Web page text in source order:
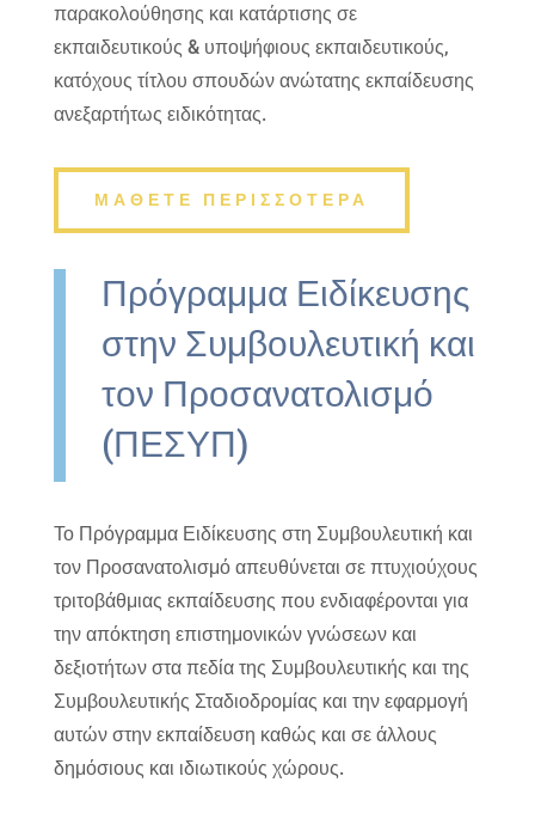
παρακολούθησης και κατάρτισης σε
εκπαιδευτικούς & υποψήφιους εκπαιδευτικούς,
κατόχους τίτλου σπουδών ανώτατης εκπαίδευσης
ανεξαρτήτως ειδικότητας.
ΜΑΘΕΤΕ ΠΕΡΙΣΣΟΤΕΡΑ
Πρόγραμμα Ειδίκευσης
στην Συμβουλευτική και
τον Προσανατολισμό
(ΠΕΣΥΠ)
Το Πρόγραμμα Ειδίκευσης στη Συμβουλευτική και
τον Προσανατολισμό απευθύνεται σε πτυχιούχους
τριτοβάθμιας εκπαίδευσης που ενδιαφέρονται για
την απόκτηση επιστημονικών γνώσεων και
δεξιοτήτων στα πεδία της Συμβουλευτικής και της
Συμβουλευτικής Σταδιοδρομίας και την εφαρμογή
αυτών στην εκπαίδευση καθώς και σε άλλους
δημόσιους και ιδιωτικούς χώρους.